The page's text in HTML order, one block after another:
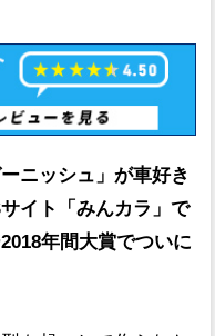
ニッシュ」が車好き
イト「みんカラ」で
年間大賞でついに